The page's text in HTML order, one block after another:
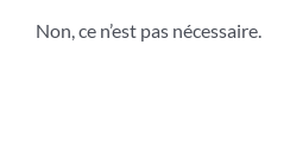
Non, ce n’est pas nécessaire.